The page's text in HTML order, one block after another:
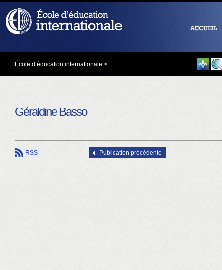
École d’éducation internationale >
Géraldine Basso
RSS Publication précédente